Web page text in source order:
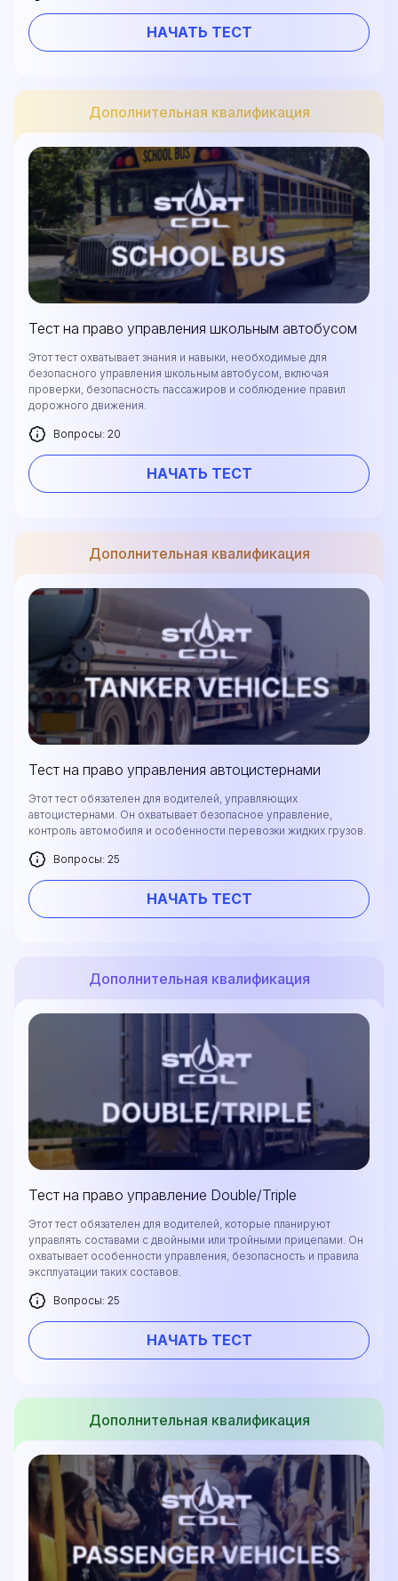
НАЧАТЬ ТЕСТ
Дополнительная квалификация
Тест на право управления школьным автобусом
Этот тест охватывает знания и навыки, необходимые для
безопасного управления школьным автобусом, включая
проверки, безопасность пассажиров и соблюдение правил
дорожного движения.
Вопросы: 20
НАЧАТЬ ТЕСТ
Дополнительная квалификация
Тест на право управления автоцистернами
Этот тест обязателен для водителей, управляющих
автоцистернами. Он охватывает безопасное управление,
контроль автомобиля и особенности перевозки жидких грузов.
Вопросы: 25
НАЧАТЬ ТЕСТ
Дополнительная квалификация
Тест на право управление Double/Triple
Этот тест обязателен для водителей, которые планируют
управлять составами с двойными или тройными прицепами. Он
охватывает особенности управления, безопасность и правила
эксплуатации таких составов.
Вопросы: 25
НАЧАТЬ ТЕСТ
Дополнительная квалификация
Оставьте свои данные, и мы предоставим вам
бесплатную консультацию о процессе
обучения и возможностях трудоустройства
после окончания курса. Или позвоните нам
напрямую по телефону+1 844 227 2162—